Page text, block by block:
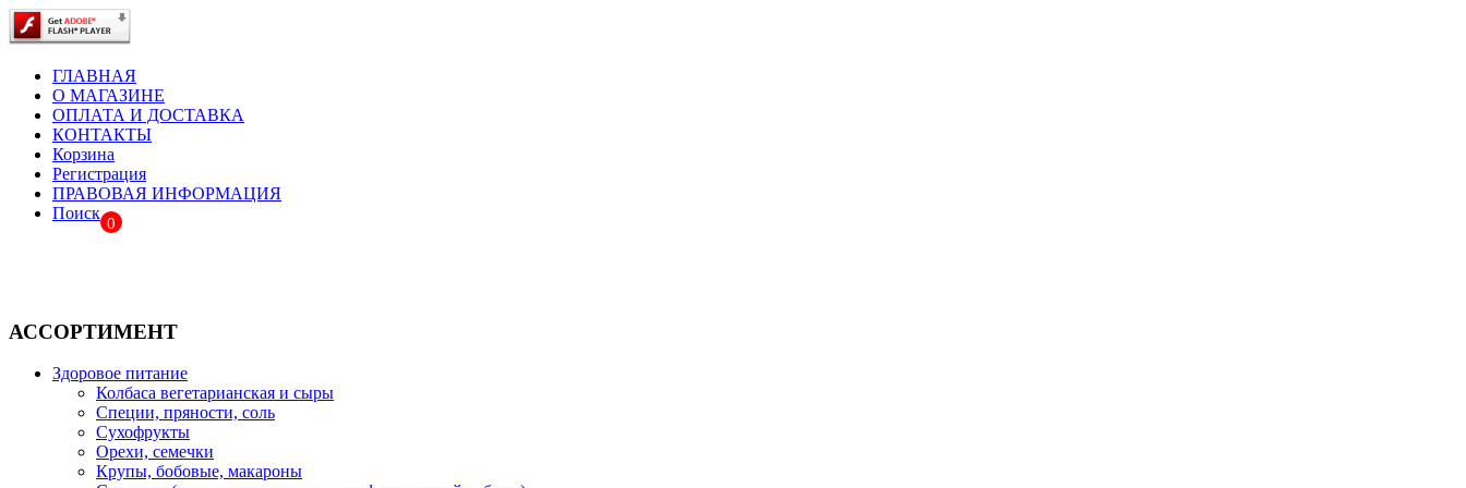
ГЛАВНАЯ
О МАГАЗИНЕ
ОПЛАТА И ДОСТАВКА
КОНТАКТЫ
Корзина
Регистрация
ПРАВОВАЯ ИНФОРМАЦИЯ
Поиск
0
АССОРТИМЕНТ
Здоровое питание
Колбаса вегетарианская и сыры
Специи, пряности, соль
Сухофрукты
Орехи, семечки
Крупы, бобовые, макароны